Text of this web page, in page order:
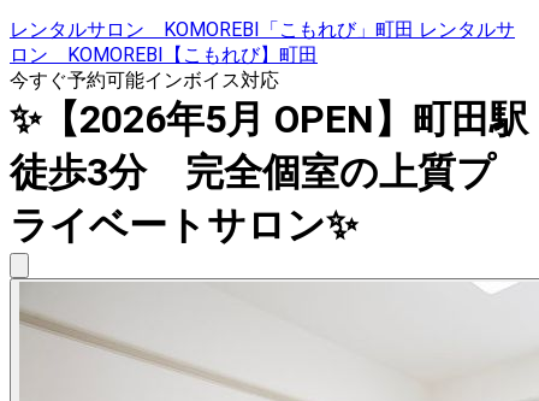
レンタルサロン KOMOREBI「こもれび」町田 レンタルサ
ロン KOMOREBI【こもれび】町田
今すぐ予約可能インボイス対応
✨【2026年5月 OPEN】町田駅
徒歩3分 完全個室の上質プ
ライベートサロン✨